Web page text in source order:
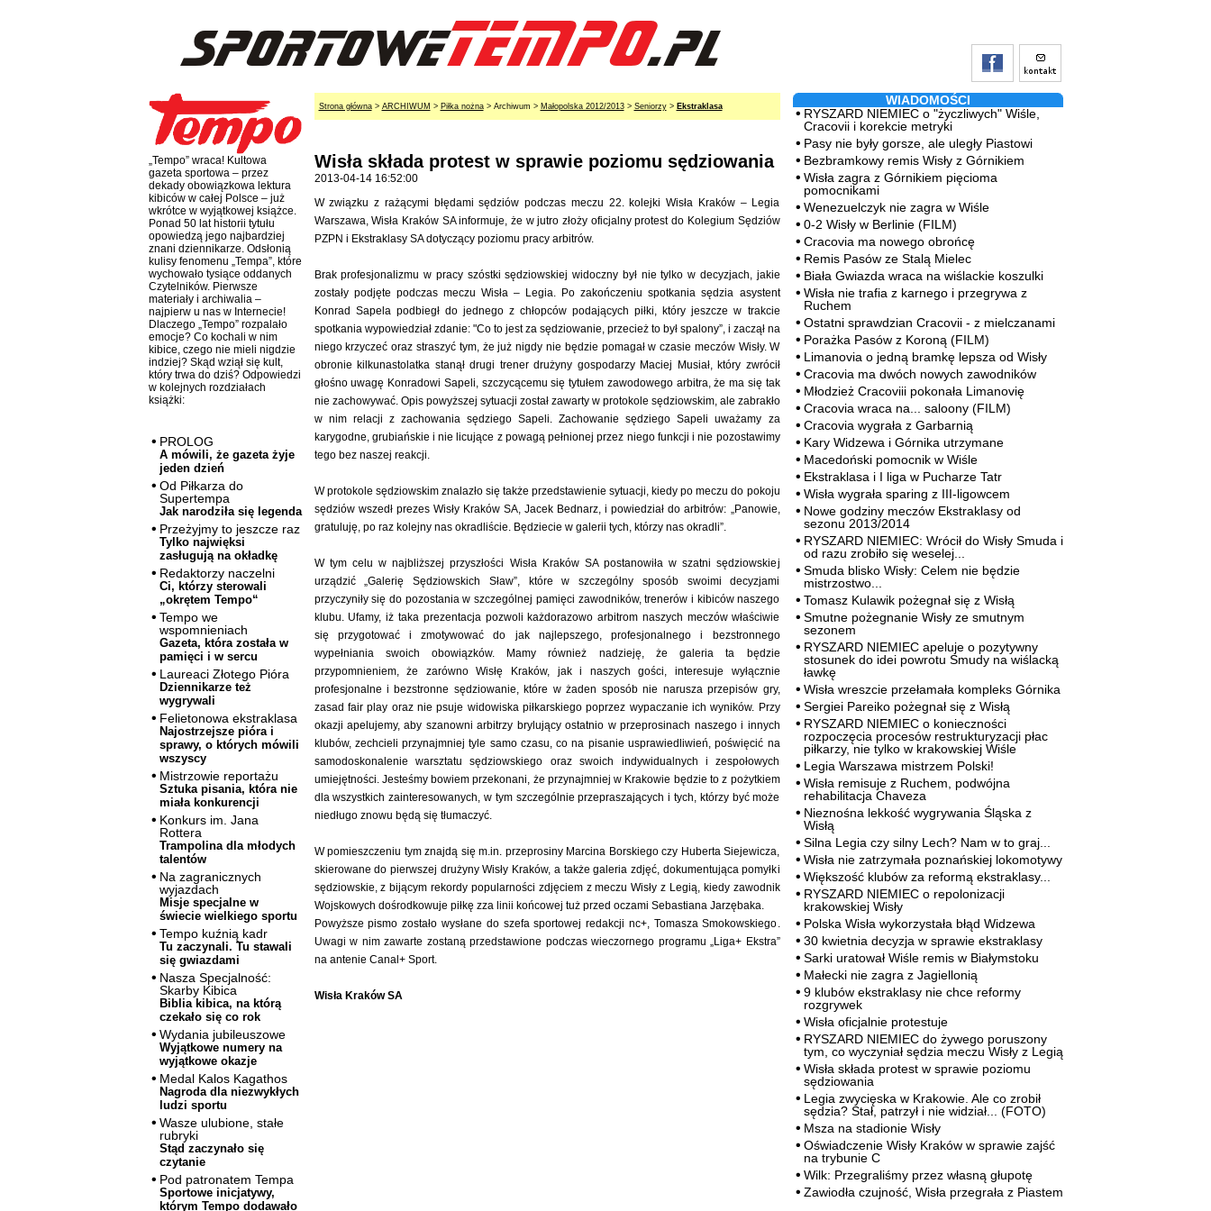
„Tempo” wraca! Kultowa
gazeta sportowa – przez
dekady obowiązkowa lektura
kibiców w całej Polsce – już
wkrótce w wyjątkowej książce.
Ponad 50 lat historii tytułu
opowiedzą jego najbardziej
znani dziennikarze. Odsłonią
kulisy fenomenu „Tempa”, które
wychowało tysiące oddanych
Czytelników. Pierwsze
materiały i archiwalia –
najpierw u nas w Internecie!
Dlaczego „Tempo” rozpalało
emocje? Co kochali w nim
kibice, czego nie mieli nigdzie
indziej? Skąd wziął się kult,
który trwa do dziś? Odpowiedzi
w kolejnych rozdziałach
książki:
PROLOG
A mówili, że gazeta żyje
jeden dzień
Od Piłkarza do
Supertempa
Jak narodziła się legenda
Przeżyjmy to jeszcze raz
Tylko najwięksi
zasługują na okładkę
Redaktorzy naczelni
Ci, którzy sterowali
„okrętem Tempo“
Tempo we
wspomnieniach
Gazeta, która została w
pamięci i w sercu
Laureaci Złotego Pióra
Dziennikarze też
wygrywali
Felietonowa ekstraklasa
Najostrzejsze pióra i
sprawy, o których mówili
wszyscy
Mistrzowie reportażu
Sztuka pisania, która nie
miała konkurencji
Konkurs im. Jana
Rottera
Trampolina dla młodych
talentów
Na zagranicznych
wyjazdach
Misje specjalne w
świecie wielkiego sportu
Tempo kuźnią kadr
Tu zaczynali. Tu stawali
się gwiazdami
Nasza Specjalność:
Skarby Kibica
Biblia kibica, na którą
czekało się co rok
Wydania jubileuszowe
Wyjątkowe numery na
wyjątkowe okazje
Medal Kalos Kagathos
Nagroda dla niezwykłych
ludzi sportu
Wasze ulubione, stałe
rubryki
Stąd zaczynało się
czytanie
Pod patronatem Tempa
Sportowe inicjatywy,
którym Tempo dodawało
Strona główna> ARCHIWUM > Piłka nożna> Archiwum > Małopolska 2012/2013> Seniorzy> Ekstraklasa
Wisła składa protest w sprawie poziomu sędziowania
2013-04-14 16:52:00
W związku z rażącymi błędami sędziów podczas meczu 22. kolejki Wisła Kraków – Legia
Warszawa, Wisła Kraków SA informuje, że w jutro złoży oficjalny protest do Kolegium Sędziów
PZPN i Ekstraklasy SA dotyczący poziomu pracy arbitrów.
Brak profesjonalizmu w pracy szóstki sędziowskiej widoczny był nie tylko w decyzjach, jakie
zostały podjęte podczas meczu Wisła – Legia. Po zakończeniu spotkania sędzia asystent
Konrad Sapela podbiegł do jednego z chłopców podających piłki, który jeszcze w trakcie
spotkania wypowiedział zdanie: "Co to jest za sędziowanie, przecież to był spalony”, i zaczął na
niego krzyczeć oraz straszyć tym, że już nigdy nie będzie pomagał w czasie meczów Wisły. W
obronie kilkunastolatka stanął drugi trener drużyny gospodarzy Maciej Musiał, który zwrócił
głośno uwagę Konradowi Sapeli, szczycącemu się tytułem zawodowego arbitra, że ma się tak
nie zachowywać. Opis powyższej sytuacji został zawarty w protokole sędziowskim, ale zabrakło
w nim relacji z zachowania sędziego Sapeli. Zachowanie sędziego Sapeli uważamy za
karygodne, grubiańskie i nie licujące z powagą pełnionej przez niego funkcji i nie pozostawimy
tego bez naszej reakcji.
W protokole sędziowskim znalazło się także przedstawienie sytuacji, kiedy po meczu do pokoju
sędziów wszedł prezes Wisły Kraków SA, Jacek Bednarz, i powiedział do arbitrów: „Panowie,
gratuluję, po raz kolejny nas okradliście. Będziecie w galerii tych, którzy nas okradli”.
W tym celu w najbliższej przyszłości Wisła Kraków SA postanowiła w szatni sędziowskiej
urządzić „Galerię Sędziowskich Sław”, które w szczególny sposób swoimi decyzjami
przyczyniły się do pozostania w szczególnej pamięci zawodników, trenerów i kibiców naszego
klubu. Ufamy, iż taka prezentacja pozwoli każdorazowo arbitrom naszych meczów właściwie
się przygotować i zmotywować do jak najlepszego, profesjonalnego i bezstronnego
wypełniania swoich obowiązków. Mamy również nadzieję, że galeria ta będzie
przypomnieniem, że zarówno Wisłę Kraków, jak i naszych gości, interesuje wyłącznie
profesjonalne i bezstronne sędziowanie, które w żaden sposób nie narusza przepisów gry,
zasad fair play oraz nie psuje widowiska piłkarskiego poprzez wypaczanie ich wyników. Przy
okazji apelujemy, aby szanowni arbitrzy brylujący ostatnio w przeprosinach naszego i innych
klubów, zechcieli przynajmniej tyle samo czasu, co na pisanie usprawiedliwień, poświęcić na
samodoskonalenie warsztatu sędziowskiego oraz swoich indywidualnych i zespołowych
umiejętności. Jesteśmy bowiem przekonani, że przynajmniej w Krakowie będzie to z pożytkiem
dla wszystkich zainteresowanych, w tym szczególnie przepraszających i tych, którzy być może
niedługo znowu będą się tłumaczyć.
W pomieszczeniu tym znajdą się m.in. przeprosiny Marcina Borskiego czy Huberta Siejewicza,
skierowane do pierwszej drużyny Wisły Kraków, a także galeria zdjęć, dokumentująca pomyłki
sędziowskie, z bijącym rekordy popularności zdjęciem z meczu Wisły z Legią, kiedy zawodnik
Wojskowych dośrodkowuje piłkę zza linii końcowej tuż przed oczami Sebastiana Jarzębaka.
Powyższe pismo zostało wysłane do szefa sportowej redakcji nc+, Tomasza Smokowskiego.
Uwagi w nim zawarte zostaną przedstawione podczas wieczornego programu „Liga+ Ekstra”
na antenie Canal+ Sport.
Wisła Kraków SA
WIADOMOŚCI
RYSZARD NIEMIEC o "życzliwych" Wiśle,
Cracovii i korekcie metryki
Pasy nie były gorsze, ale uległy Piastowi
Bezbramkowy remis Wisły z Górnikiem
Wisła zagra z Górnikiem pięcioma
pomocnikami
Wenezuelczyk nie zagra w Wiśle
0-2 Wisły w Berlinie (FILM)
Cracovia ma nowego obrońcę
Remis Pasów ze Stalą Mielec
Biała Gwiazda wraca na wiślackie koszulki
Wisła nie trafia z karnego i przegrywa z
Ruchem
Ostatni sprawdzian Cracovii - z mielczanami
Porażka Pasów z Koroną (FILM)
Limanovia o jedną bramkę lepsza od Wisły
Cracovia ma dwóch nowych zawodników
Młodzież Cracoviii pokonała Limanovię
Cracovia wraca na... saloony (FILM)
Cracovia wygrała z Garbarnią
Kary Widzewa i Górnika utrzymane
Macedoński pomocnik w Wiśle
Ekstraklasa i I liga w Pucharze Tatr
Wisła wygrała sparing z III-ligowcem
Nowe godziny meczów Ekstraklasy od
sezonu 2013/2014
RYSZARD NIEMIEC: Wrócił do Wisły Smuda i
od razu zrobiło się weselej...
Smuda blisko Wisły: Celem nie będzie
mistrzostwo...
Tomasz Kulawik pożegnał się z Wisłą
Smutne pożegnanie Wisły ze smutnym
sezonem
RYSZARD NIEMIEC apeluje o pozytywny
stosunek do idei powrotu Smudy na wiślacką
ławkę
Wisła wreszcie przełamała kompleks Górnika
Sergiei Pareiko pożegnał się z Wisłą
RYSZARD NIEMIEC o konieczności
rozpoczęcia procesów restrukturyzacji płac
piłkarzy, nie tylko w krakowskiej Wiśle
Legia Warszawa mistrzem Polski!
Wisła remisuje z Ruchem, podwójna
rehabilitacja Chaveza
Nieznośna lekkość wygrywania Śląska z
Wisłą
Silna Legia czy silny Lech? Nam w to graj...
Wisła nie zatrzymała poznańskiej lokomotywy
Większość klubów za reformą ekstraklasy...
RYSZARD NIEMIEC o repolonizacji
krakowskiej Wisły
Polska Wisła wykorzystała błąd Widzewa
30 kwietnia decyzja w sprawie ekstraklasy
Sarki uratował Wiśle remis w Białymstoku
Małecki nie zagra z Jagiellonią
9 klubów ekstraklasy nie chce reformy
rozgrywek
Wisła oficjalnie protestuje
RYSZARD NIEMIEC do żywego poruszony
tym, co wyczyniał sędzia meczu Wisły z Legią
Wisła składa protest w sprawie poziomu
sędziowania
Legia zwycięska w Krakowie. Ale co zrobił
sędzia? Stał, patrzył i nie widział... (FOTO)
Msza na stadionie Wisły
Oświadczenie Wisły Kraków w sprawie zajść
na trybunie C
Wilk: Przegraliśmy przez własną głupotę
Zawiodła czujność, Wisła przegrała z Piastem